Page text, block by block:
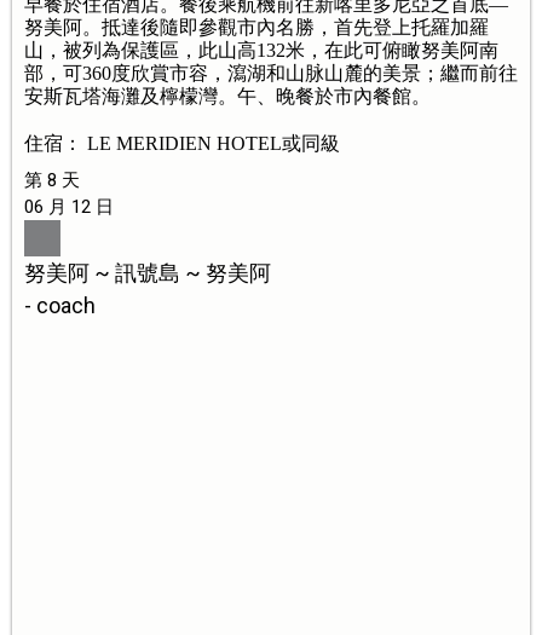
早餐於住宿酒店。餐後乘航機前往新喀里多尼亞之首底—
努美阿。抵達後隨即參觀市內名勝，首先登上托羅加羅
山，被列為保護區，此山高132米，在此可俯瞰努美阿南
部，可360度欣賞市容，瀉湖和山脉山麓的美景；繼而前往
安斯瓦塔海灘及檸檬灣。午、晚餐於市內餐館。
住宿： LE MERIDIEN HOTEL或同級
第 8 天
06 月 12 日
努美阿 ~ 訊號島 ~ 努美阿
- coach